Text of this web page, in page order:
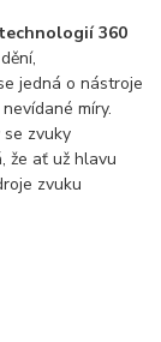
technologií 360
jedná o nástroje
míry.
zvuky
že ať už hlavu
zvuku